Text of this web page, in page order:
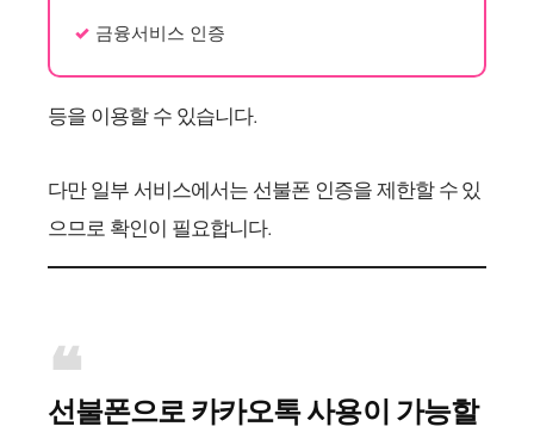
금융서비스 인증
등을 이용할 수 있습니다.
다만 일부 서비스에서는 선불폰 인증을 제한할 수 있
으므로 확인이 필요합니다.
선불폰으로 카카오톡 사용이 가능할